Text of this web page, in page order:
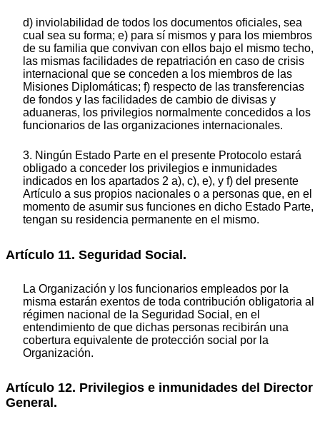
d) inviolabilidad de todos los documentos oficiales, sea
cual sea su forma; e) para sí mismos y para los miembros
de su familia que convivan con ellos bajo el mismo techo,
las mismas facilidades de repatriación en caso de crisis
internacional que se conceden a los miembros de las
Misiones Diplomáticas; f) respecto de las transferencias
de fondos y las facilidades de cambio de divisas y
aduaneras, los privilegios normalmente concedidos a los
funcionarios de las organizaciones internacionales.
3. Ningún Estado Parte en el presente Protocolo estará
obligado a conceder los privilegios e inmunidades
indicados en Ios apartados 2 a), c), e), y f) del presente
Artículo a sus propios nacionales o a personas que, en el
momento de asumir sus funciones en dicho Estado Parte,
tengan su residencia permanente en el mismo.
Artículo 11. Seguridad Social.
La Organización y los funcionarios empleados por la
misma estarán exentos de toda contribución obligatoria al
régimen nacional de la Seguridad Social, en el
entendimiento de que dichas personas recibirán una
cobertura equivalente de protección social por la
Organización.
Artículo 12. Privilegios e inmunidades del Director
General.